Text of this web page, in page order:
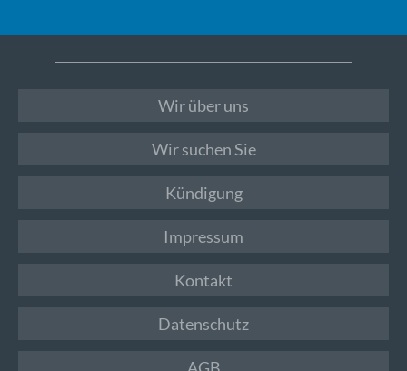
Wir über uns
Wir suchen Sie
Kündigung
Impressum
Kontakt
Datenschutz